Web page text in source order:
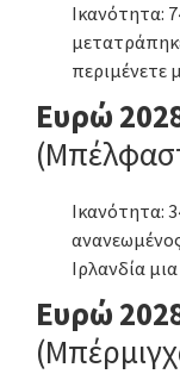
Ικανότητα:
περιμένετε
Ευρώ
Ικανότητα:
Ιρλανδία
Ευρώ